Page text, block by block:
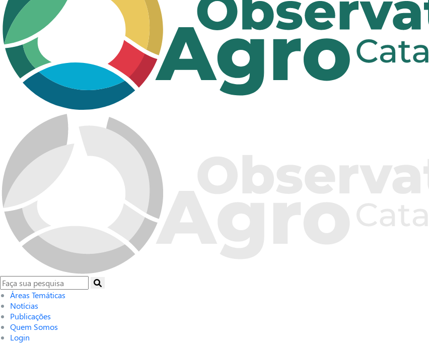
Áreas Temáticas
Notícias
Publicações
Quem Somos
Login